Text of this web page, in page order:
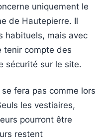
uniquement le
de Hautepierre. Il
habituels, mais avec
tenir compte des
sécurité sur le site.
se fera pas comme lors
les vestiaires,
pourront être
restent